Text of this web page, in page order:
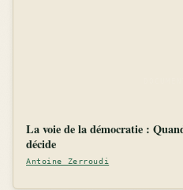
La voie de la démocratie :
décide
Antoine Zerroudi